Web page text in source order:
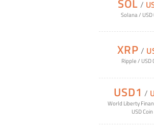
/
Solana/ USD
XRP /
Ripple/ USD
USD1 /
World Liberty
USD Coin